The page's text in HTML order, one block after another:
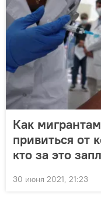
Как
привиться от
кто за это
30 июня 2021, 21:23